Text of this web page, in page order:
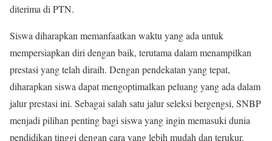
diterima di PTN.
Siswa diharapkan memanfaatkan waktu yang ada untuk
mempersiapkan diri dengan baik, terutama dalam menampilkan
prestasi yang telah diraih. Dengan pendekatan yang tepat,
diharapkan siswa dapat mengoptimalkan peluang yang ada dalam
jalur prestasi ini. Sebagai salah satu jalur seleksi bergengsi, SNBP
menjadi pilihan penting bagi siswa yang ingin memasuki dunia
pendidikan tinggi dengan cara yang lebih mudah dan terukur.